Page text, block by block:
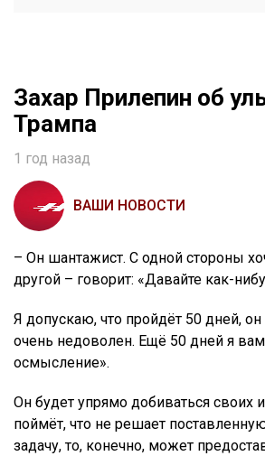
Захар Прилепин об
Трампа
1 год назад
ВАШИ НОВОСТИ
– Он шантажист. С одной стороны
другой – говорит: «Давайте как-
Я допускаю, что пройдёт 50 дней, он
очень недоволен. Ещё 50 дней я
осмысление».
Он будет упрямо добиваться своих
поймёт, что не решает
задачу, то, конечно, может